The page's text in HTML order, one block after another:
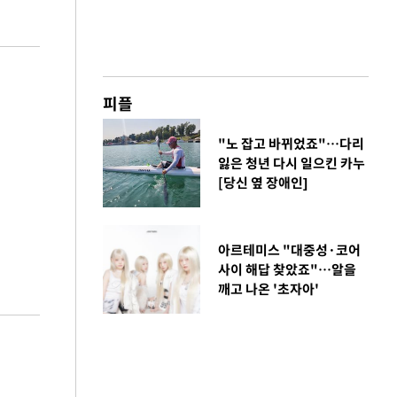
피플
"노 잡고 바뀌었죠"…다리
잃은 청년 다시 일으킨 카누
[당신 옆 장애인]
아르테미스 "대중성·코어
사이 해답 찾았죠"…알을
깨고 나온 '초자아'